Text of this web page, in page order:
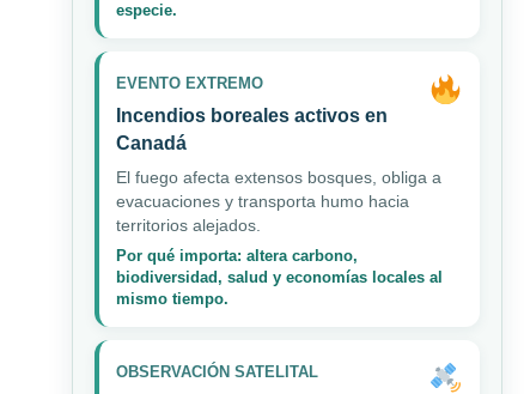
especie.
EVENTO EXTREMO
Incendios boreales activos en
Canadá
El fuego afecta extensos bosques, obliga a
evacuaciones y transporta humo hacia
territorios alejados.
Por qué importa: altera carbono,
biodiversidad, salud y economías locales al
mismo tiempo.
OBSERVACIÓN SATELITAL